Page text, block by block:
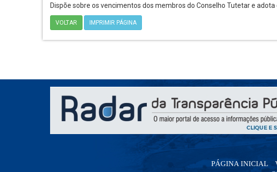
Dispõe sobre os vencimentos dos membros do Conselho Tutetar e adota
VOLTAR IMPRIMIR PÁGINA
PÁGINA INICIAL